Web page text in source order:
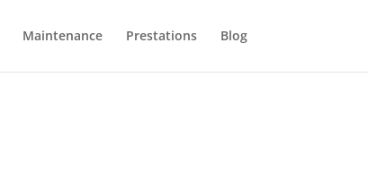
Maintenance Prestations Blog